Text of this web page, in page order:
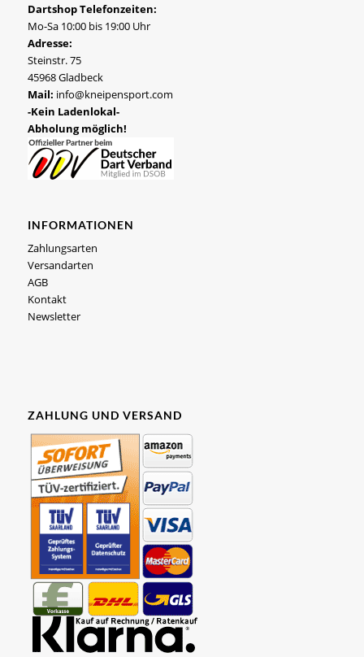
Dartshop Telefonzeiten:
Mo-Sa 10:00 bis 19:00 Uhr
Adresse:
Steinstr. 75
45968 Gladbeck
Mail: info@kneipensport.com
-Kein Ladenlokal-
Abholung möglich!
INFORMATIONEN
Zahlungsarten
Versandarten
AGB
Kontakt
Newsletter
ZAHLUNG UND VERSAND